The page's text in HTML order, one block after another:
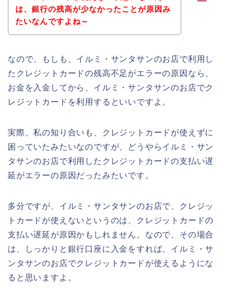
は、銀行の残高が少なかったことが原因み
たいなんですよね～
なので、もしも、イルミ・サンタサンのお店で利用し
たクレジットカードの残高不足がエラーの原因なら、
お金を入金してから、イルミ・サンタサンのお店でク
レジットカードを利用するといいですよ。
実際、私の知り合いも、クレジットカードが使えずに
困っていたみたいなのですが、どうやらイルミ・サン
タサンのお店で利用したクレジットカードの支払い遅
延がエラーの原因だったみたいです。
多分ですが、イルミ・サンタサンのお店で、クレジッ
トカードが使えないというのは、クレジットカードの
支払い遅延が原因かもしれません。なので、その場合
は、しっかりと銀行口座に入金をすれば、イルミ・サ
ンタサンのお店でクレジットカードが使えるようにな
ると思いますよ。